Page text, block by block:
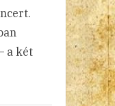
a két